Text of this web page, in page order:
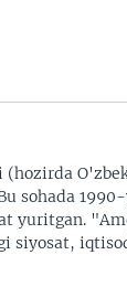
(hozirda
sohada
yuritgan.
siyosat,